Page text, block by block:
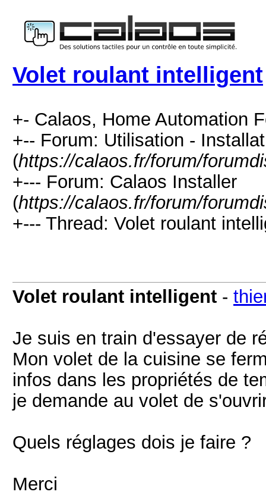
Volet roulant intelligent
+- Calaos, Home Automation
+-- Forum: Utilisation -
(https://calaos.fr/forum/
+--- Forum: Calaos Installer
(https://calaos.fr/forum/
+--- Thread: Volet roulant
Volet roulant intelligent -
Je suis en train d'essayer de
Mon volet de la cuisine se
infos dans les propriétés de
je demande au volet de
Quels réglages dois je faire ?
Merci